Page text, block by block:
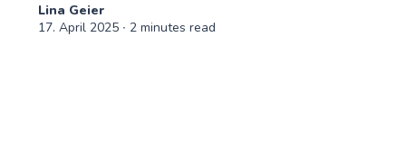
Lina Geier
17. April 2025 ∙ 2 minutes read